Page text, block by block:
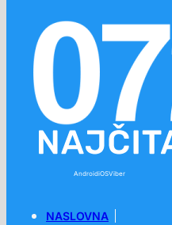
AndroidiOSViber
NASLOVNA